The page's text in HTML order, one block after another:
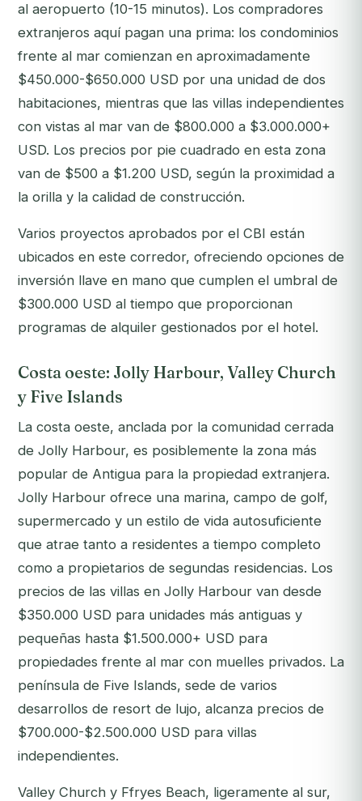
al aeropuerto (10-15 minutos). Los compradores
extranjeros aquí pagan una prima: los condominios
frente al mar comienzan en aproximadamente
$450.000-$650.000 USD por una unidad de dos
habitaciones, mientras que las villas independientes
con vistas al mar van de $800.000 a $3.000.000+
USD. Los precios por pie cuadrado en esta zona
van de $500 a $1.200 USD, según la proximidad a
la orilla y la calidad de construcción.
Varios proyectos aprobados por el CBI están
ubicados en este corredor, ofreciendo opciones de
inversión llave en mano que cumplen el umbral de
$300.000 USD al tiempo que proporcionan
programas de alquiler gestionados por el hotel.
Costa oeste: Jolly Harbour, Valley Church
y Five Islands
La costa oeste, anclada por la comunidad cerrada
de Jolly Harbour, es posiblemente la zona más
popular de Antigua para la propiedad extranjera.
Jolly Harbour ofrece una marina, campo de golf,
supermercado y un estilo de vida autosuficiente
que atrae tanto a residentes a tiempo completo
como a propietarios de segundas residencias. Los
precios de las villas en Jolly Harbour van desde
$350.000 USD para unidades más antiguas y
pequeñas hasta $1.500.000+ USD para
propiedades frente al mar con muelles privados. La
península de Five Islands, sede de varios
desarrollos de resort de lujo, alcanza precios de
$700.000-$2.500.000 USD para villas
independientes.
Valley Church y Ffryes Beach, ligeramente al sur,